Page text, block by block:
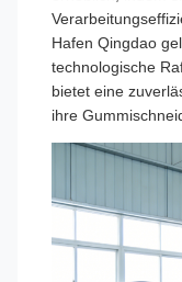
Hafen Qingdao
technologische
bietet eine
ihre